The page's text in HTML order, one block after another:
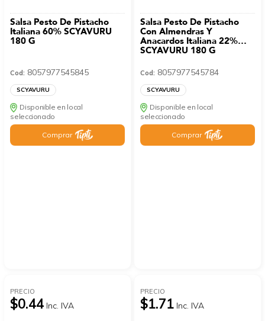
Salsa Pesto De Pistacho
Italiana 60% SCYAVURU
180 G
Cod: 8057977545845
SCYAVURU
Disponible en local
seleccionado
Comprar
Salsa Pesto De Pistacho
Con Almendras Y
Anacardos Italiana 22%
SCYAVURU 180 G
Cod: 8057977545784
SCYAVURU
Disponible en local
seleccionado
Comprar
PRECIO
$0.44 Inc. IVA
PRECIO
$1.71 Inc. IVA